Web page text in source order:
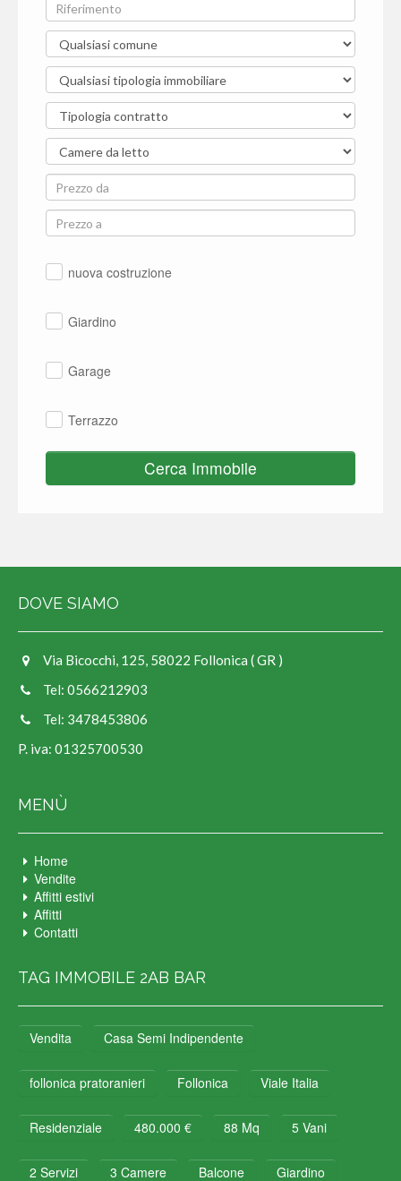
nuova costruzione
Giardino
Garage
Terrazzo
Cerca Immobile
DOVE SIAMO
Via Bicocchi, 125, 58022 Follonica ( GR )
Tel: 0566212903
Tel: 3478453806
P. iva: 01325700530
MENÙ
Home
Vendite
Affitti estivi
Affitti
Contatti
TAG IMMOBILE 2AB BAR
Vendita Casa Semi Indipendente
follonica pratoranieri Follonica Viale Italia
Residenziale 480.000 € 88 Mq 5 Vani
2 Servizi 3 Camere Balcone Giardino